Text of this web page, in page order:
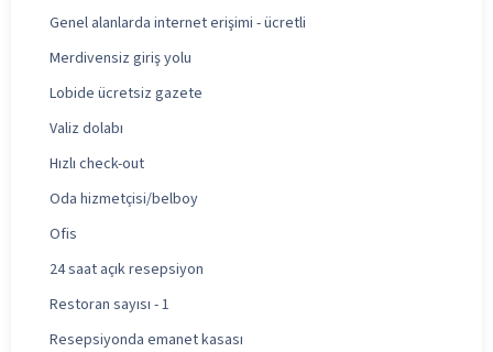
Genel alanlarda internet erişimi - ücretli
Merdivensiz giriş yolu
Lobide ücretsiz gazete
Valiz dolabı
Hızlı check-out
Oda hizmetçisi/belboy
Ofis
24 saat açık resepsiyon
Restoran sayısı - 1
Resepsiyonda emanet kasası